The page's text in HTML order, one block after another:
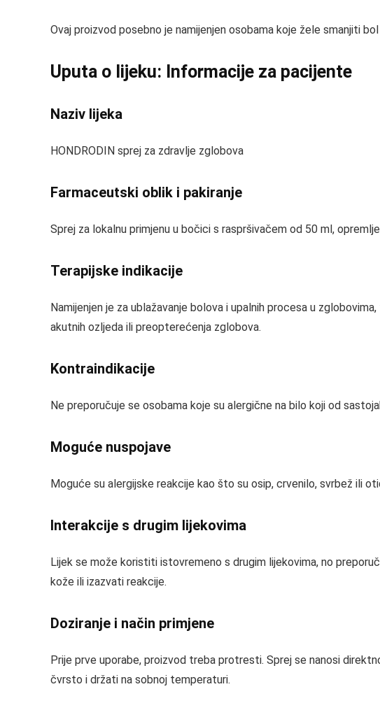
Ovaj proizvod posebno je namijenjen osobama koje žele smanjiti
Uputa o lijeku: Informacije za pacijente
Naziv lijeka
HONDRODIN sprej za zdravlje zglobova
Farmaceutski oblik i pakiranje
Sprej za lokalnu primjenu u bočici s raspršivačem od 50 ml,
Terapijske indikacije
Namijenjen je za ublažavanje bolova i upalnih procesa u
akutnih ozljeda ili preopterećenja zglobova.
Kontraindikacije
Ne preporučuje se osobama koje su alergične na bilo koji od
Moguće nuspojave
Moguće su alergijske reakcije kao što su osip, crvenilo, svrbež ili
Interakcije s drugim lijekovima
Lijek se može koristiti istovremeno s drugim lijekovima, no
kože ili izazvati reakcije.
Doziranje i način primjene
Prije prve uporabe, proizvod treba protresti. Sprej se nanosi
čvrsto i držati na sobnoj temperaturi.